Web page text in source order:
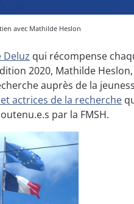
avec Mathilde Heslon
Deluz qui récompense
2020, Mathilde
auprès de la
actrices de la recherche
par la FMSH.